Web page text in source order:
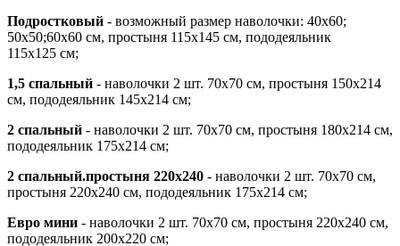
Подростковый - возможный размер наволочки: 40х60;
50х50;60х60 см, простыня 115х145 см, пододеяльник
115х125 см;
1,5 спальный - наволочки 2 шт. 70х70 см, простыня 150х214
см, пододеяльник 145х214 см;
2 спальный - наволочки 2 шт. 70х70 см, простыня 180х214 см,
пододеяльник 175х214 см;
2 спальный.простыня 220х240 - наволочки 2 шт. 70х70 см,
простыня 220х240 см, пододеяльник 175х214 см;
Евро мини - наволочки 2 шт. 70х70 см, простыня 220х240 см,
пододеяльник 200х220 см;